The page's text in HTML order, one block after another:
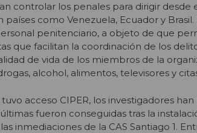
controlar los penales para dirigir desde
como Venezuela, Ecuador y Brasil.
penitenciario, a objeto de que
que facilitan la coordinación de los
de vida de los miembros de la
alcohol, alimentos, televisores y
acceso CIPER, los investigadores
fueron conseguidas tras la
inmediaciones de la CAS Santiago 1.